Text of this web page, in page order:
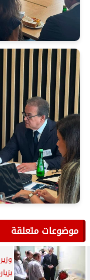
موضوعات متعلقة